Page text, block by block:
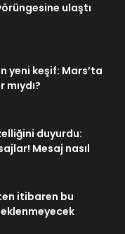
ulaştı
yeni keşif: Mars’ta
duyurdu:
Mesaj nasıl
itibaren bu